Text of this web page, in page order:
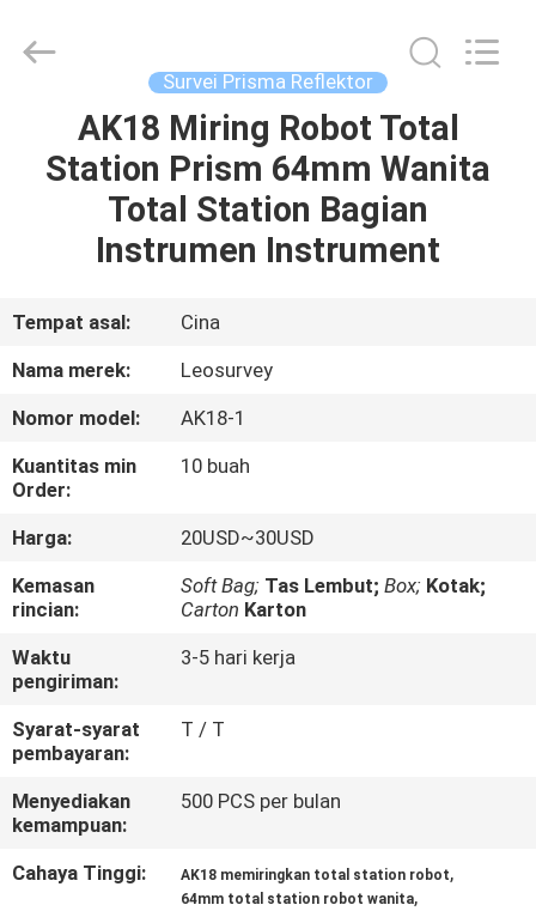
RUMAH
PRODUK
KAMI
PABRIK
KUALITAS
KAMI
PERMINTAAN
PENAWARAN
SITEMAP
Instrument
Co.,Ltd.
Survei Prisma Reflektor
AK18 Miring Robot Total
Station Prism 64mm Wanita
Total Station Bagian
Instrumen Instrument
Tempat asal:
Cina
Nama merek:
Leosurvey
Nomor model:
AK18-1
Kuantitas min
Order:
10 buah
Harga:
20USD~30USD
Kemasan
rincian:
Soft Bag; Tas Lembut; Box; Kotak;
Carton Karton
Waktu
pengiriman:
3-5 hari kerja
Syarat-syarat
pembayaran:
T / T
Menyediakan
kemampuan:
500 PCS per bulan
Cahaya Tinggi: AK18 memiringkan total station robot,
64mm total station robot wanita,